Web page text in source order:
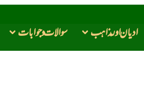
ادیان اور مذاهب سوالات و جوابات